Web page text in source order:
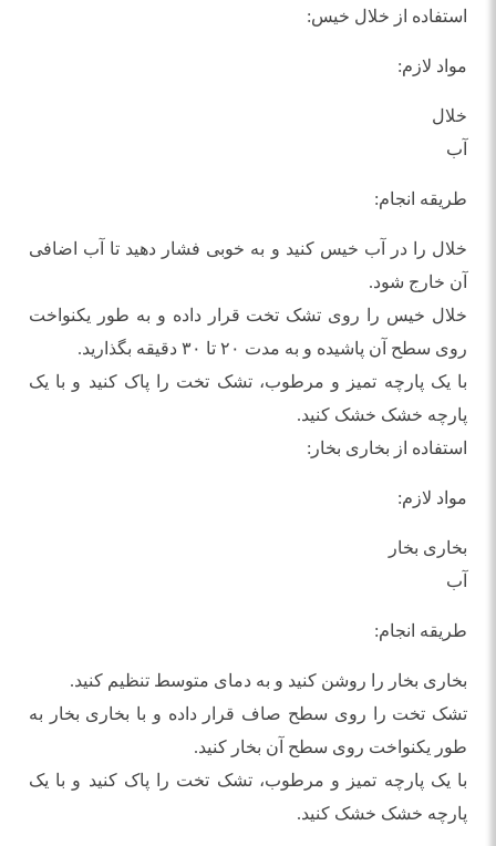
استفاده از خلال خیس:
مواد لازم:
خلال
آب
طریقه انجام:
خلال را در آب خیس کنید و به خوبی فشار دهید تا آب اضافی
آن خارج شود.
خلال خیس را روی تشک تخت قرار داده و به طور یکنواخت
روی سطح آن پاشیده و به مدت ۲۰ تا ۳۰ دقیقه بگذارید.
با یک پارچه تمیز و مرطوب، تشک تخت را پاک کنید و با یک
پارچه خشک خشک کنید.
استفاده از بخاری بخار:
مواد لازم:
بخاری بخار
آب
طریقه انجام:
بخاری بخار را روشن کنید و به دمای متوسط تنظیم کنید.
تشک تخت را روی سطح صاف قرار داده و با بخاری بخار به
طور یکنواخت روی سطح آن بخار کنید.
با یک پارچه تمیز و مرطوب، تشک تخت را پاک کنید و با یک
پارچه خشک خشک کنید.